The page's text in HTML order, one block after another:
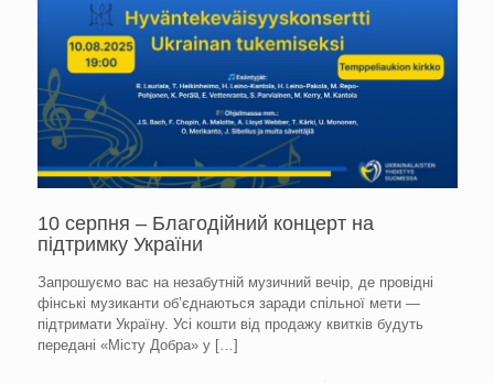
10 серпня – Благодійний концерт на
підтримку України
Запрошуємо вас на незабутній музичний вечір, де провідні
фінські музиканти об’єднаються заради спільної мети —
підтримати Україну. Усі кошти від продажу квитків будуть
передані «Місту Добра» у[…]